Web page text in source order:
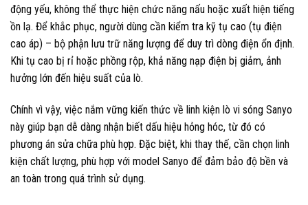
động yếu, không thể thực hiện chức năng nấu hoặc xuất hiện tiếng
ồn lạ. Để khắc phục, người dùng cần kiểm tra kỹ tụ cao (tụ điện
cao áp) – bộ phận lưu trữ năng lượng để duy trì dòng điện ổn định.
Khi tụ cao bị rỉ hoặc phồng rộp, khả năng nạp điện bị giảm, ảnh
hưởng lớn đến hiệu suất của lò.
Chính vì vậy, việc nắm vững kiến thức về linh kiện lò vi sóng Sanyo
này giúp bạn dễ dàng nhận biết dấu hiệu hỏng hóc, từ đó có
phương án sửa chữa phù hợp. Đặc biệt, khi thay thế, cần chọn linh
kiện chất lượng, phù hợp với model Sanyo để đảm bảo độ bền và
an toàn trong quá trình sử dụng.